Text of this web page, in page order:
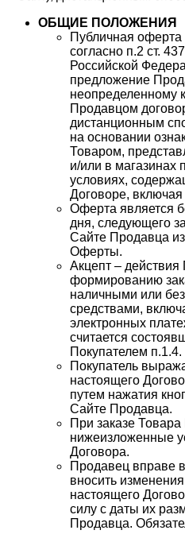
ОБЩИЕ ПОЛОЖЕНИЯ
Публичная
согласно п.2 ст.
Российской
предложение
неопределенному
Продавцом
дистанционным
на основании
Товаром,
и/или в магазинах
условиях,
Договоре,
Оферта является
дня, следующего
Сайте Продавца
Оферты.
Акцепт – действия
формированию
наличными или
средствами,
электронных
считается
Покупателем
Покупатель
настоящего
путем нажатия
Сайте Продавца.
При заказе
нижеизложенные
Договора.
Продавец вправе
вносить
настоящего
силу с даты их
Продавца.